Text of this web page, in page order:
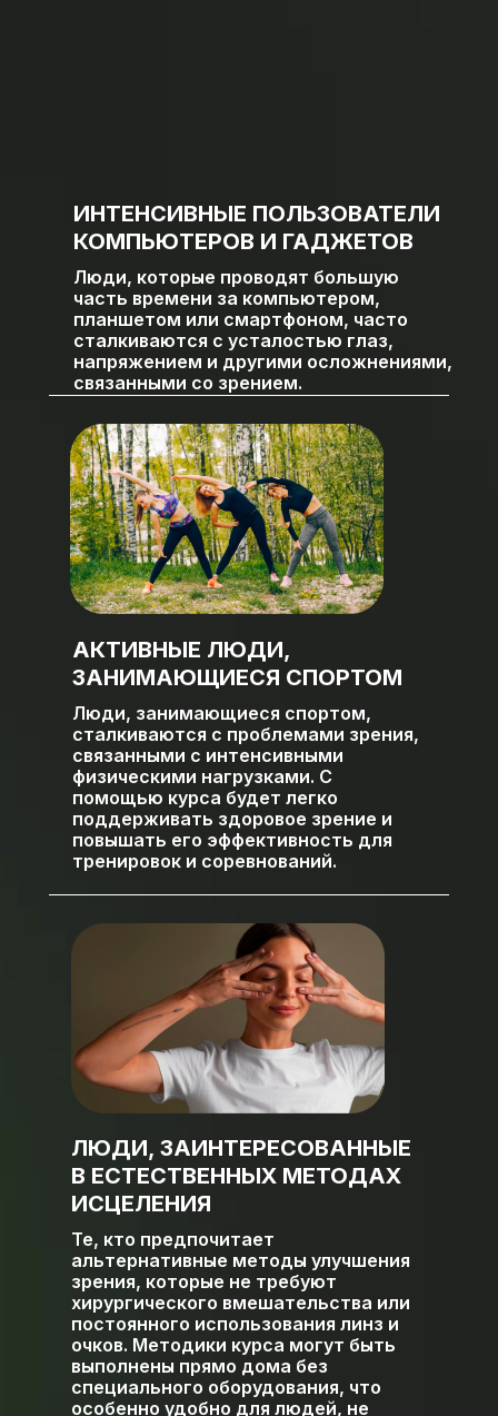
Люди, которые проводят большую
часть времени за компьютером,
планшетом или смартфоном, часто
сталкиваются с усталостью глаз,
напряжением и другими осложнениями,
связанными со зрением.
Люди, занимающиеся спортом,
сталкиваются с проблемами зрения,
связанными с интенсивными
физическими нагрузками. С
помощью курса будет легко
поддерживать здоровое зрение и
повышать его эффективность для
тренировок и соревнований.
Те, кто предпочитает
альтернативные методы улучшения
зрения, которые не требуют
хирургического вмешательства или
постоянного использования линз и
очков. Методики курса могут быть
выполнены прямо дома без
специального оборудования, что
особенно удобно для людей, не
ИНТЕНСИВНЫЕ ПОЛЬЗОВАТЕЛИ
КОМПЬЮТЕРОВ И ГАДЖЕТОВ
ЛЮДИ, ЗАИНТЕРЕСОВАННЫЕ
В ЕСТЕСТВЕННЫХ МЕТОДАХ
ИСЦЕЛЕНИЯ
АКТИВНЫЕ ЛЮДИ,
ЗАНИМАЮЩИЕСЯ СПОРТОМ